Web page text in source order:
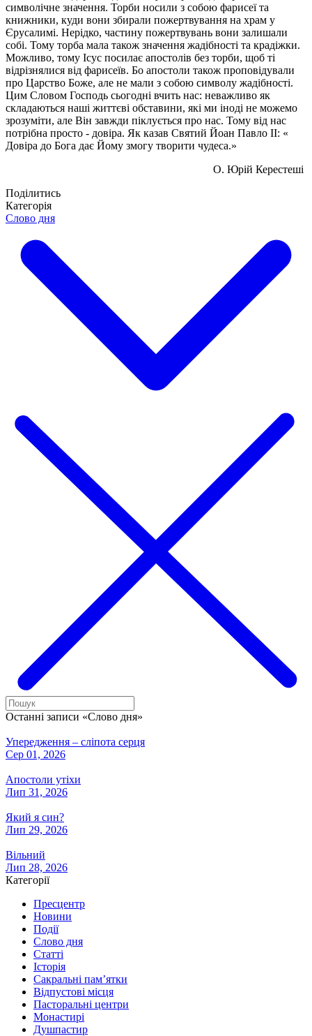
символічне значення. Торби носили з собою фарисеї та
книжники, куди вони збирали пожертвування на храм у
Єрусалимі. Нерідко, частину пожертвувань вони залишали
собі. Тому торба мала також значення жадібності та крадіжки.
Можливо, тому Ісус посилає апостолів без торби, щоб ті
відрізнялися від фарисеїв. Бо апостоли також проповідували
про Царство Боже, але не мали з собою символу жадібності.
Цим Словом Господь сьогодні вчить нас: неважливо як
складаються наші життєві обставини, які ми іноді не можемо
зрозуміти, але Він завжди піклується про нас. Тому від нас
потрібна просто - довіра. Як казав Святий Йоан Павло II: «
Довіра до Бога дає Йому змогу творити чудеса.»
О. Юрій Керестеші
Поділитись
Категорія
Слово дня
Останні записи «Слово дня»
Упередження – сліпота серця
Сер 01, 2026
Апостоли утіхи
Лип 31, 2026
Який я син?
Лип 29, 2026
Вільний
Лип 28, 2026
Категорії
Пресцентр
Новини
Події
Слово дня
Статті
Історія
Сакральні пам’ятки
Відпустові місця
Пасторальні центри
Монастирі
Душпастир